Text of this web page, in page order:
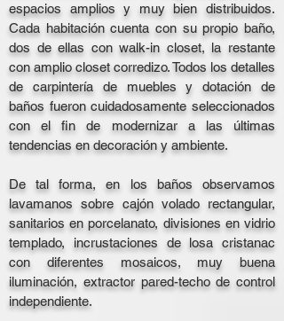
espacios amplios y muy bien distribuidos.
Cada habitación cuenta con su propio baño,
dos de ellas con walk-in closet, la restante
con amplio closet corredizo. Todos los detalles
de carpintería de muebles y dotación de
baños fueron cuidadosamente seleccionados
con el fin de modernizar a las últimas
tendencias en decoración y ambiente.
De tal forma, en los baños observamos
lavamanos sobre cajón volado rectangular,
sanitarios en porcelanato, divisiones en vidrio
templado, incrustaciones de losa cristanac
con diferentes mosaicos, muy buena
iluminación, extractor pared-techo de control
independiente.